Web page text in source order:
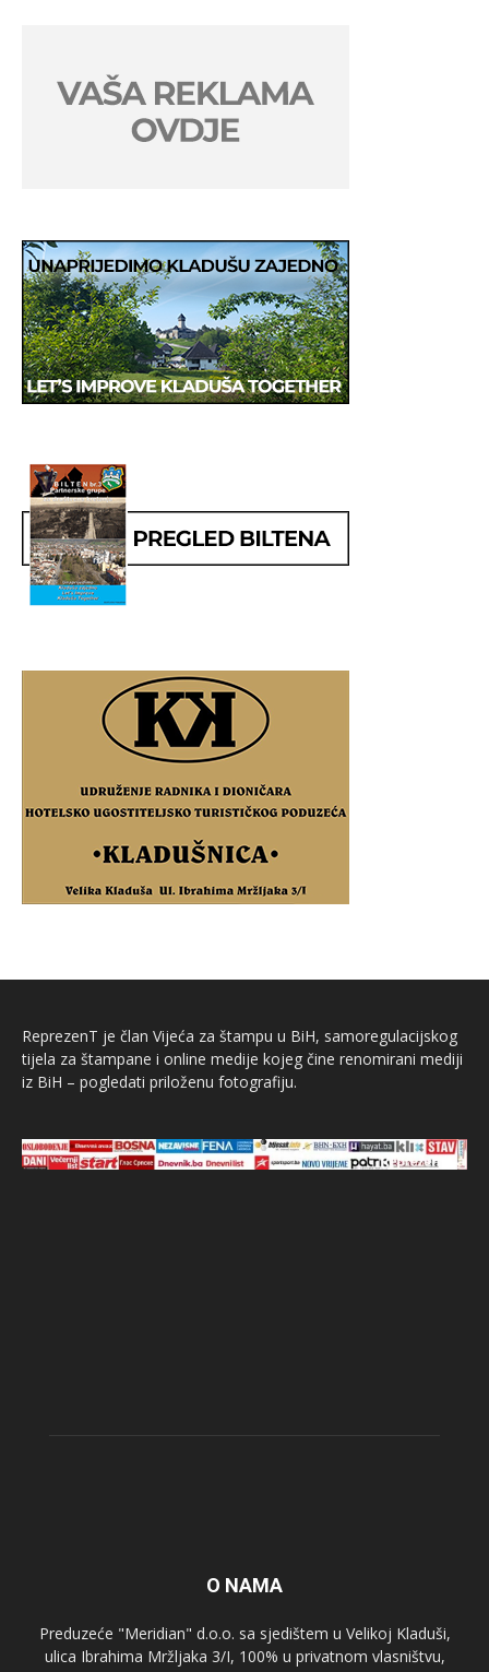
ReprezenT je član Vijeća za štampu u BiH, samoregulacijskog
tijela za štampane i online medije kojeg čine renomirani mediji
iz BiH – pogledati priloženu fotografiju.
O NAMA
Preduzeće "Meridian" d.o.o. sa sjedištem u Velikoj Kladuši,
ulica Ibrahima Mržljaka 3/I, 100% u privatnom vlasništvu,